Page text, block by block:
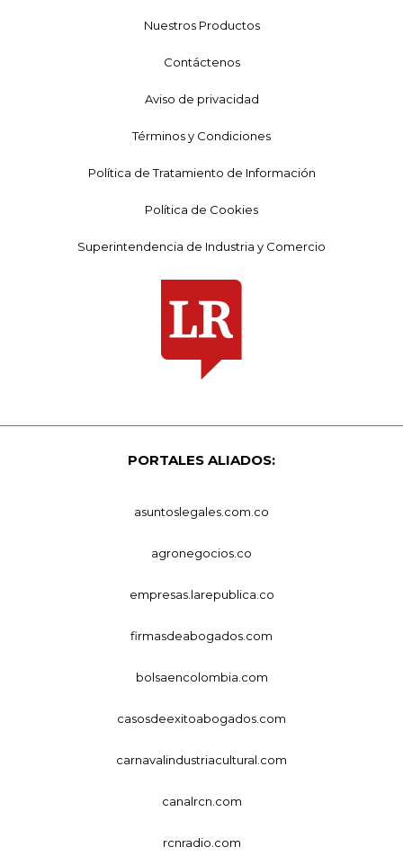
Nuestros Productos
Contáctenos
Aviso de privacidad
Términos y Condiciones
Política de Tratamiento de Información
Política de Cookies
Superintendencia de Industria y Comercio
PORTALES ALIADOS:
asuntoslegales.com.co
agronegocios.co
empresas.larepublica.co
firmasdeabogados.com
bolsaencolombia.com
casosdeexitoabogados.com
carnavalindustriacultural.com
canalrcn.com
rcnradio.com